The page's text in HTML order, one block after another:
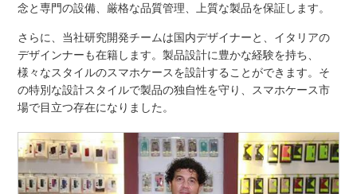
念と専門の設備、厳格な品質管理、上質な製品を保証します。
さらに、当社研究開発チームは国内デザイナーと、イタリアの
デザインナーも在籍します。製品設計に豊かな経験を持ち、
様々なスタイルのスマホケースを設計することができます。そ
の特別な設計スタイルで製品の独自性を守り、スマホケース市
場で目立つ存在になりました。